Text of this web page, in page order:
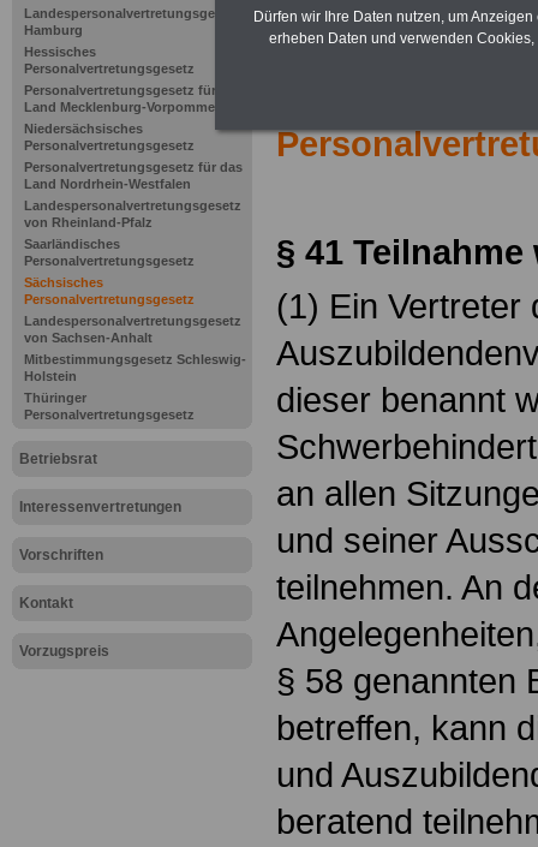
Landespersonalvertretungsgesetz
Hamburg
Hessisches
Personalvertretungsgesetz
Personalvertretungsgesetz für das
Land Mecklenburg-Vorpommern
Niedersächsisches
Personalvertretungsgesetz
Personalvertretungsgesetz für das
Land Nordrhein-Westfalen
Landespersonalvertretungsgesetz
von Rheinland-Pfalz
Saarländisches
Personalvertretungsgesetz
Sächsisches
Personalvertretungsgesetz
Landespersonalvertretungsgesetz
von Sachsen-Anhalt
Mitbestimmungsgesetz Schleswig-
Holstein
Thüringer
Personalvertretungsgesetz
Betriebsrat
Interessenvertretungen
Vorschriften
Kontakt
Vorzugspreis
§ 41 Teilnahme
(1) Ein Vertreter
dieser benannt
an allen
und seiner
teilnehmen. An
§ 58 genannten
betreffen, kann
und
beratend
Dürfen wir Ihre Daten nutzen, um
erheben Daten und verwenden